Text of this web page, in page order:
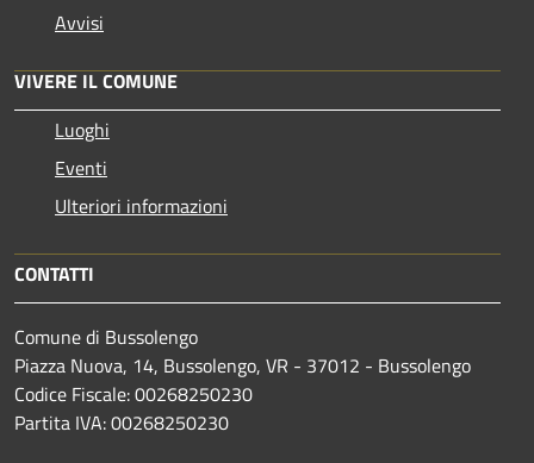
Avvisi
VIVERE IL COMUNE
Luoghi
Eventi
Ulteriori informazioni
CONTATTI
Comune di Bussolengo
Piazza Nuova, 14, Bussolengo, VR - 37012 - Bussolengo
Codice Fiscale: 00268250230
Partita IVA: 00268250230